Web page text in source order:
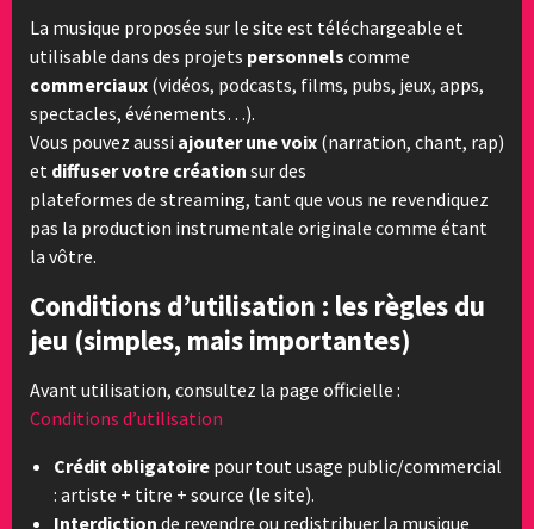
La musique proposée sur le site est téléchargeable et
utilisable dans des projets personnels comme
commerciaux (vidéos, podcasts, films, pubs, jeux, apps,
spectacles, événements…).
Vous pouvez aussi ajouter une voix (narration, chant, rap)
et diffuser votre création sur des
plateformes de streaming, tant que vous ne revendiquez
pas la production instrumentale originale comme étant
la vôtre.
Conditions d’utilisation : les règles du
jeu (simples, mais importantes)
Avant utilisation, consultez la page officielle :
Conditions d’utilisation
Crédit obligatoire pour tout usage public/commercial
: artiste + titre + source (le site).
Interdiction de revendre ou redistribuer la musique